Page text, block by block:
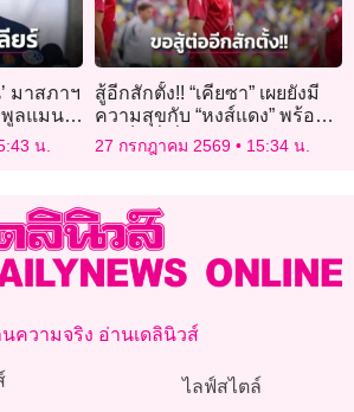
มาสภาฯ
พูลแมน
บกล้อง
น.
สู้อีกสักตั้ง!! “เคียซา” เผยยังมี
ความสุขกับ “หงส์แดง” พร้อม
ทำเต็มที่เพื่อโอกาสลงสนาม
ช่วยทีม
27 กรกฎาคม 2569 15:34 น.
ความจริง อ่านเดลินิวส์
ไลฟ์สไตล์